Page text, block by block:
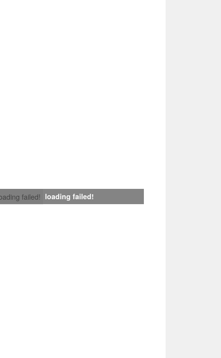
failed! loading failed!